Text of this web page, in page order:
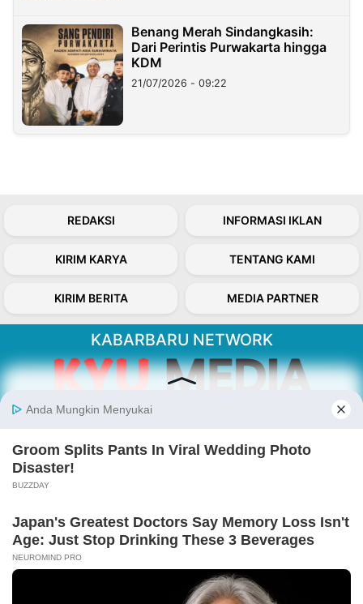
Benang Merah Sindangkasih:
Dari Perintis Purwakarta hingga
KDM
21/07/2026 - 09:22
REDAKSI INFORMASI IKLAN
KIRIM KARYA TENTANG KAMI
KIRIM BERITA MEDIA PARTNER
KABARBARU NETWORK
Follow Kabarbaru